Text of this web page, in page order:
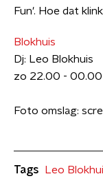
Fun'. Hoe dat
Blokhuis
Dj: Leo Blokhuis
zo 22.00 - 00.00
Foto omslag:
Tags Leo